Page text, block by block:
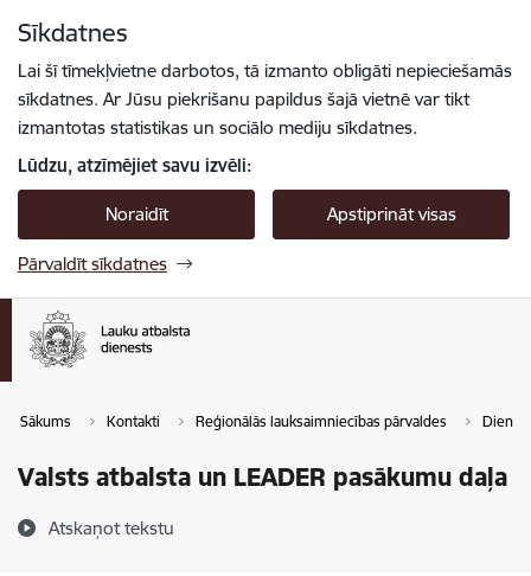
Sīkdatnes
Lai šī tīmekļvietne darbotos, tā izmanto obligāti nepieciešamās
sīkdatnes. Ar Jūsu piekrišanu papildus šajā vietnē var tikt
izmantotas statistikas un sociālo mediju sīkdatnes.
Lūdzu, atzīmējiet savu izvēli:
Noraidīt Apstiprināt visas
Pārvaldīt sīkdatnes
Sākums Kontakti Reģionālās lauksaimniecības pārvaldes
Valsts atbalsta un LEADER pasākumu daļa
Atskaņot tekstu